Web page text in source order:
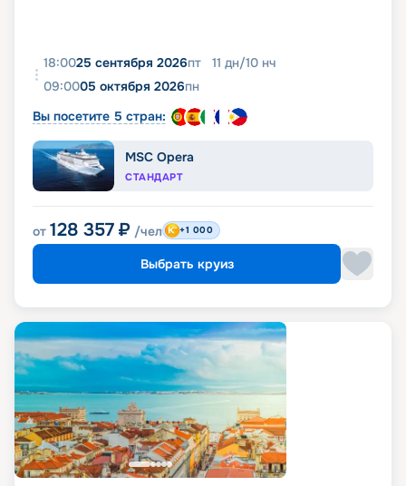
18:0025 сентября 2026пт 11 дн/10 нч
09:0005 октября 2026пн
Вы посетите 5 стран:
MSC Opera
СТАНДАРТ
от 128 357 ₽ /чел +1 000
Выбрать круиз